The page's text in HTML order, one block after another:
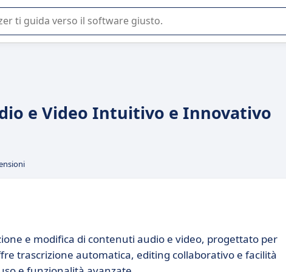
e Video Intuitivo e Innovativo
e modifica di contenuti audio e video, progettato per
trascrizione automatica, editing collaborativo e facilità